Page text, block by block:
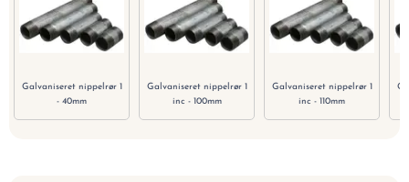
Galvaniseret nippelrør 1
- 40mm
Galvaniseret nippelrør 1
inc - 100mm
Galvaniseret nippelrør 1
inc - 110mm